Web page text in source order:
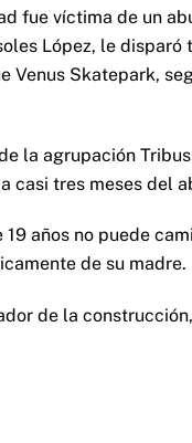
fue víctima de un
López, le
Venus Skatepark,
la agrupación
casi tres meses del
años no puede
de su madre.
de la